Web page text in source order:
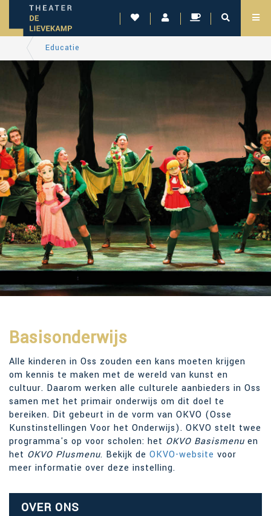
Educatie
Basisonderwijs
Alle kinderen in Oss zouden een kans moeten krijgen
om kennis te maken met de wereld van kunst en
cultuur. Daarom werken alle culturele aanbieders in Oss
samen met het primair onderwijs om dit doel te
bereiken. Dit gebeurt in de vorm van OKVO (Osse
Kunstinstellingen Voor het Onderwijs). OKVO stelt twee
programma's op voor scholen: het OKVO Basismenu en
het OKVO Plusmenu. Bekijk de OKVO-website voor
meer informatie over deze instelling.
OVER ONS